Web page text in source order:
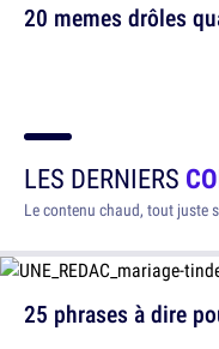
20 memes drôles
LES DERNIERS
Le contenu chaud, tout juste
25 phrases à dire